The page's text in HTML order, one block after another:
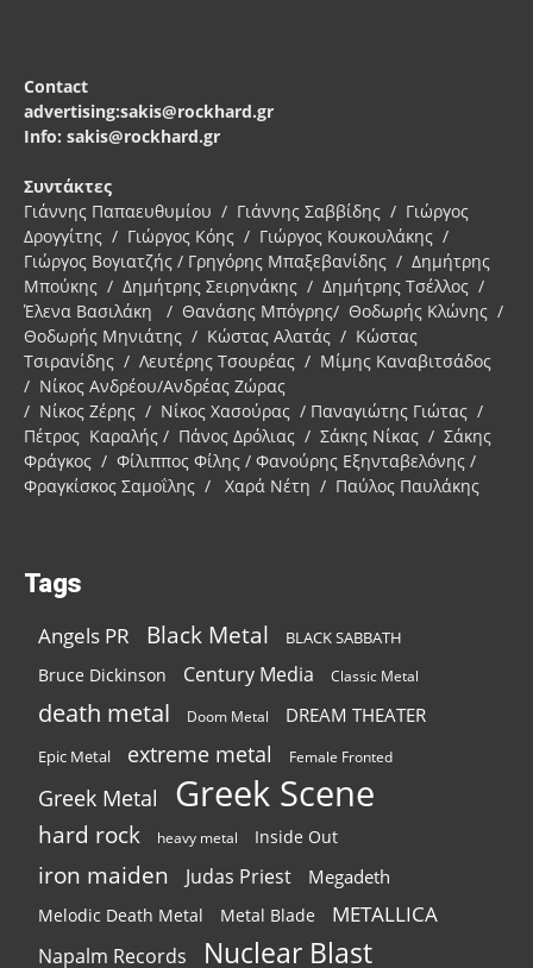
Contact
advertising:sakis@rockhard.gr
Info: sakis@rockhard.gr
Συντάκτες
Γιάννης Παπαευθυμίου / Γιάννης Σαββίδης / Γιώργος
Δρογγίτης / Γιώργος Κόης / Γιώργος Κουκουλάκης /
Γιώργος Βογιατζής / Γρηγόρης Μπαξεβανίδης / Δημήτρης
Μπούκης / Δημήτρης Σειρηνάκης / Δημήτρης Τσέλλος /
Έλενα Βασιλάκη / Θανάσης Μπόγρης/ Θοδωρής Κλώνης /
Θοδωρής Μηνιάτης / Κώστας Αλατάς / Κώστας
Τσιρανίδης / Λευτέρης Τσουρέας / Μίμης Καναβιτσάδος
/ Νίκος Ανδρέου/Ανδρέας Ζώρας
/ Νίκος Ζέρης / Νίκος Χασούρας / Παναγιώτης Γιώτας /
Πέτρος Καραλής / Πάνος Δρόλιας / Σάκης Νίκας / Σάκης
Φράγκος / Φίλιππος Φίλης / Φανούρης Εξηνταβελόνης /
Φραγκίσκος Σαμοΐλης / Χαρά Νέτη / Παύλος Παυλάκης
Tags
Angels PR Black Metal BLACK SABBATH
Bruce Dickinson Century Media Classic Metal
death metal Doom Metal DREAM THEATER
Epic Metal extreme metal Female Fronted
Greek Metal Greek Scene
hard rock heavy metal Inside Out
iron maiden Judas Priest Megadeth
Melodic Death Metal Metal Blade METALLICA
Napalm Records Nuclear Blast